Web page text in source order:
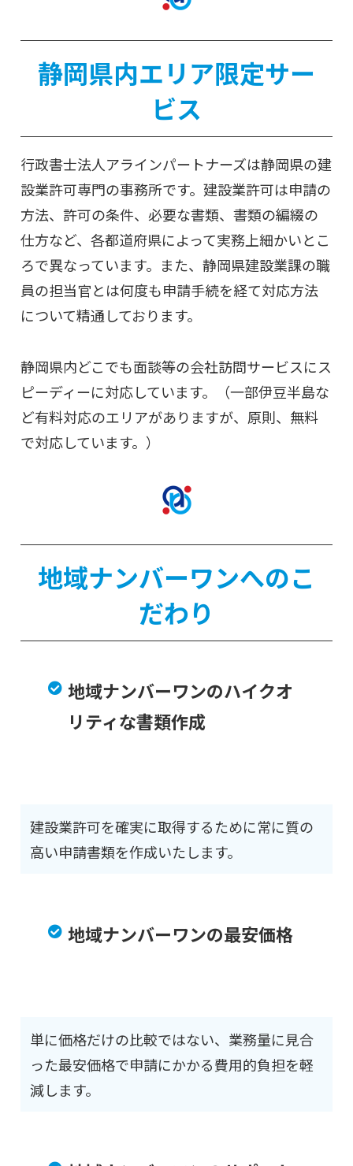
静岡県内エリア限定サー
ビス
行政書士法人アラインパートナーズは静岡県の建
設業許可専門の事務所です。建設業許可は申請の
方法、許可の条件、必要な書類、書類の編綴の
仕方など、各都道府県によって実務上細かいとこ
ろで異なっています。また、静岡県建設業課の職
員の担当官とは何度も申請手続を経て対応方法
について精通しております。
静岡県内どこでも面談等の会社訪問サービスにス
ピーディーに対応しています。（一部伊豆半島な
ど有料対応のエリアがありますが、原則、無料
で対応しています。）
地域ナンバーワンへのこ
だわり
地域ナンバーワンのハイクオ
リティな書類作成
建設業許可を確実に取得するために常に質の
高い申請書類を作成いたします。
地域ナンバーワンの最安価格
単に価格だけの比較ではない、業務量に見合
った最安価格で申請にかかる費用的負担を軽
減します。